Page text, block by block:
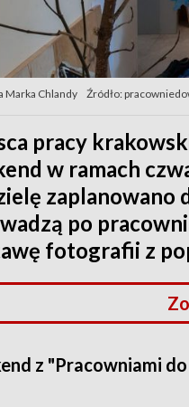
Marka Chlandy Źródło:
pracy
w ramach
zaplanowano
po
fotografii z
z "Pracowniami